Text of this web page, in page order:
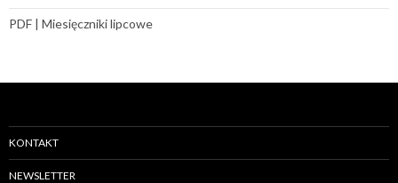
PDF | Miesięczniki lipcowe
KONTAKT
NEWSLETTER